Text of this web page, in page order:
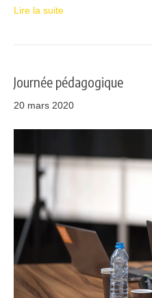
Lire la suite
Journée pédagogique
20 mars 2020